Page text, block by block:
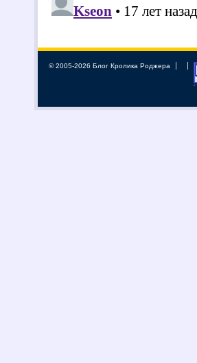
© 2005-2026 Блог Кролика Роджера